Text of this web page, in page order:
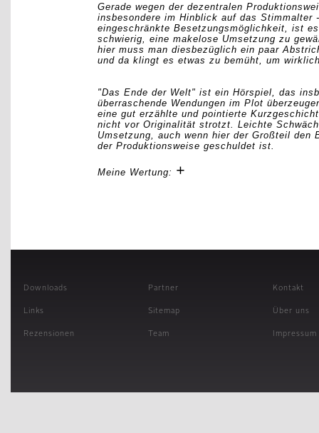
Gerade wegen der dezentralen
insbesondere im Hinblick auf das Stimmalter
eingeschränkte Besetzungsmöglichkeit, ist
schwierig, eine makelose Umsetzung zu
hier muss man diesbezüglich ein paar
und da klingt es etwas zu bemüht, um
"Das Ende der Welt" ist ein Hörspiel, das
überraschende Wendungen im Plot
eine gut erzählte und pointierte
nicht vor Originalität strotzt. Leichte
Umsetzung, auch wenn hier der Großteil den
der Produktionsweise geschuldet ist.
Meine Wertung: +
Downloads Partner Kontakt
Links Sitemap Über uns
Rezensionen Team Impressum